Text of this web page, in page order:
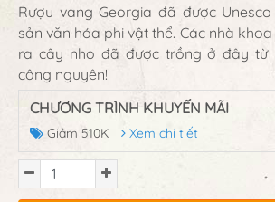
Rượu vang Georgia đã được
sản văn hóa phi vật thể. Các nhà
ra cây nho đã được trồng ở đây từ
công nguyên!
CHƯƠNG TRÌNH KHUYẾN MÃI
Giảm 510K Xem chi tiết